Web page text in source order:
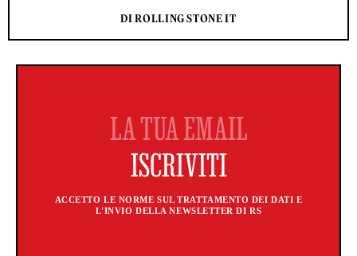
DI ROLLING STONE IT
ACCETTO LE NORME SUL TRATTAMENTO DEI DATI E
L'INVIO DELLA NEWSLETTER DI RS